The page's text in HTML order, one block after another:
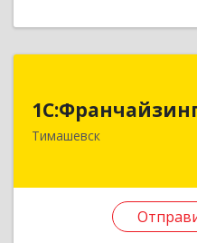
Тимашевск
Медведовская ст-ца,